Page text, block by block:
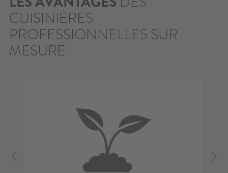
CUISINIÈRES
PROFESSIONNELLES SUR
MESURE